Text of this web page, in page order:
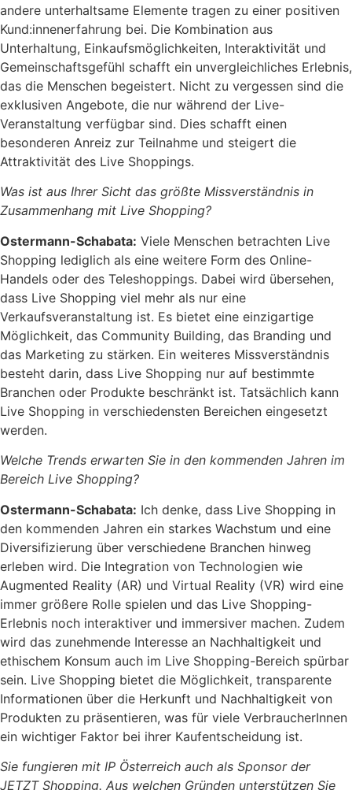
andere unterhaltsame Elemente tragen zu einer positiven
Kund:innenerfahrung bei. Die Kombination aus
Unterhaltung, Einkaufsmöglichkeiten, Interaktivität und
Gemeinschaftsgefühl schafft ein unvergleichliches Erlebnis,
das die Menschen begeistert. Nicht zu vergessen sind die
exklusiven Angebote, die nur während der Live-
Veranstaltung verfügbar sind. Dies schafft einen
besonderen Anreiz zur Teilnahme und steigert die
Attraktivität des Live Shoppings.
Was ist aus Ihrer Sicht das größte Missverständnis in
Zusammenhang mit Live Shopping?
Ostermann-Schabata: Viele Menschen betrachten Live
Shopping lediglich als eine weitere Form des Online-
Handels oder des Teleshoppings. Dabei wird übersehen,
dass Live Shopping viel mehr als nur eine
Verkaufsveranstaltung ist. Es bietet eine einzigartige
Möglichkeit, das Community Building, das Branding und
das Marketing zu stärken. Ein weiteres Missverständnis
besteht darin, dass Live Shopping nur auf bestimmte
Branchen oder Produkte beschränkt ist. Tatsächlich kann
Live Shopping in verschiedensten Bereichen eingesetzt
werden.
Welche Trends erwarten Sie in den kommenden Jahren im
Bereich Live Shopping?
Ostermann-Schabata: Ich denke, dass Live Shopping in
den kommenden Jahren ein starkes Wachstum und eine
Diversifizierung über verschiedene Branchen hinweg
erleben wird. Die Integration von Technologien wie
Augmented Reality (AR) und Virtual Reality (VR) wird eine
immer größere Rolle spielen und das Live Shopping-
Erlebnis noch interaktiver und immersiver machen. Zudem
wird das zunehmende Interesse an Nachhaltigkeit und
ethischem Konsum auch im Live Shopping-Bereich spürbar
sein. Live Shopping bietet die Möglichkeit, transparente
Informationen über die Herkunft und Nachhaltigkeit von
Produkten zu präsentieren, was für viele VerbraucherInnen
ein wichtiger Faktor bei ihrer Kaufentscheidung ist.
Sie fungieren mit IP Österreich auch als Sponsor der
JETZT Shopping. Aus welchen Gründen unterstützen Sie